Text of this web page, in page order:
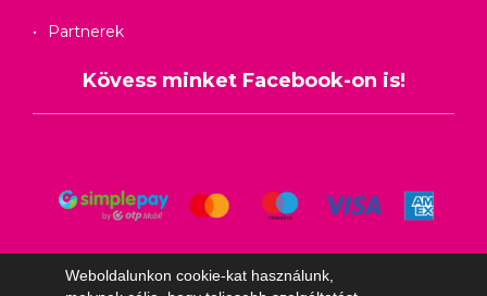
Partnerek
Kövess minket Facebook-on is!
Weboldalunkon cookie-kat használunk,